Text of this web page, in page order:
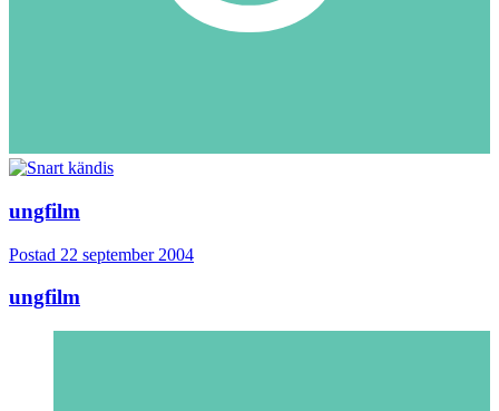
ungfilm
Postad 22 september 2004
ungfilm